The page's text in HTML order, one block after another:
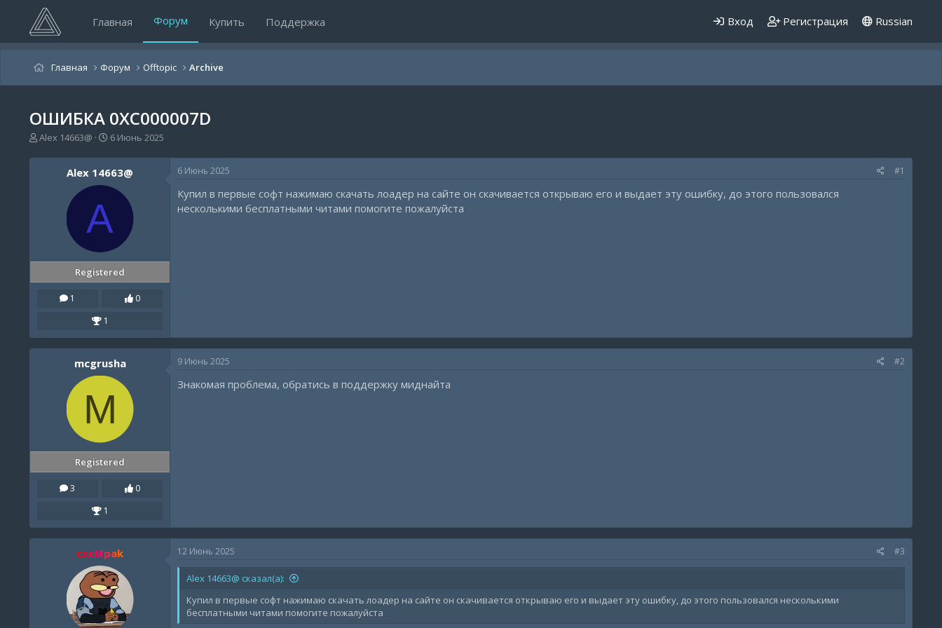
Главная Форум Купить Поддержка Вход Регистрация Russian
Главная Форум Offtopic Archive
ОШИБКА 0XC000007D
А
т
Alex 14663@
Д
т
а
н
а
а
6 Июнь 2025
Alex 14663@
A
Registered
1
0
1
6 Июнь 2025 #1
Купил в первые софт нажимаю скачать лоадер на сайте он скачивается открываю его и выдает эту ошибку, до этого пользовался
несколькими бесплатными читами помогите пожалуйста
mcgrusha
M
Registered
3
0
1
9 Июнь 2025 #2
Знакомая проблема, обратись в поддержку миднайта
csxMpak 12 Июнь 2025 #3
Alex 14663@ сказал(а):
Купил в первые софт нажимаю скачать лоадер на сайте он скачивается открываю его и выдает эту ошибку, до этого пользовался несколькими
бесплатными читами помогите пожалуйста